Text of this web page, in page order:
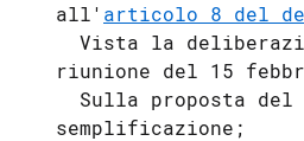
all' articolo 8 del
Vista la
riunione del 15
Sulla proposta del
semplificazione;